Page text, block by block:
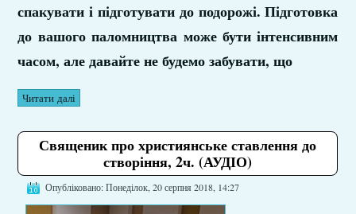
спакувати і підготувати до подорожі. Підготовка
до вашого паломництва може бути інтенсивним
часом, але давайте не будемо забувати, що
Читати далі
Священик про християнське ставлення до
створіння, 2ч. (АУДІО)
Опубліковано: Понеділок, 20 серпня 2018, 14:27